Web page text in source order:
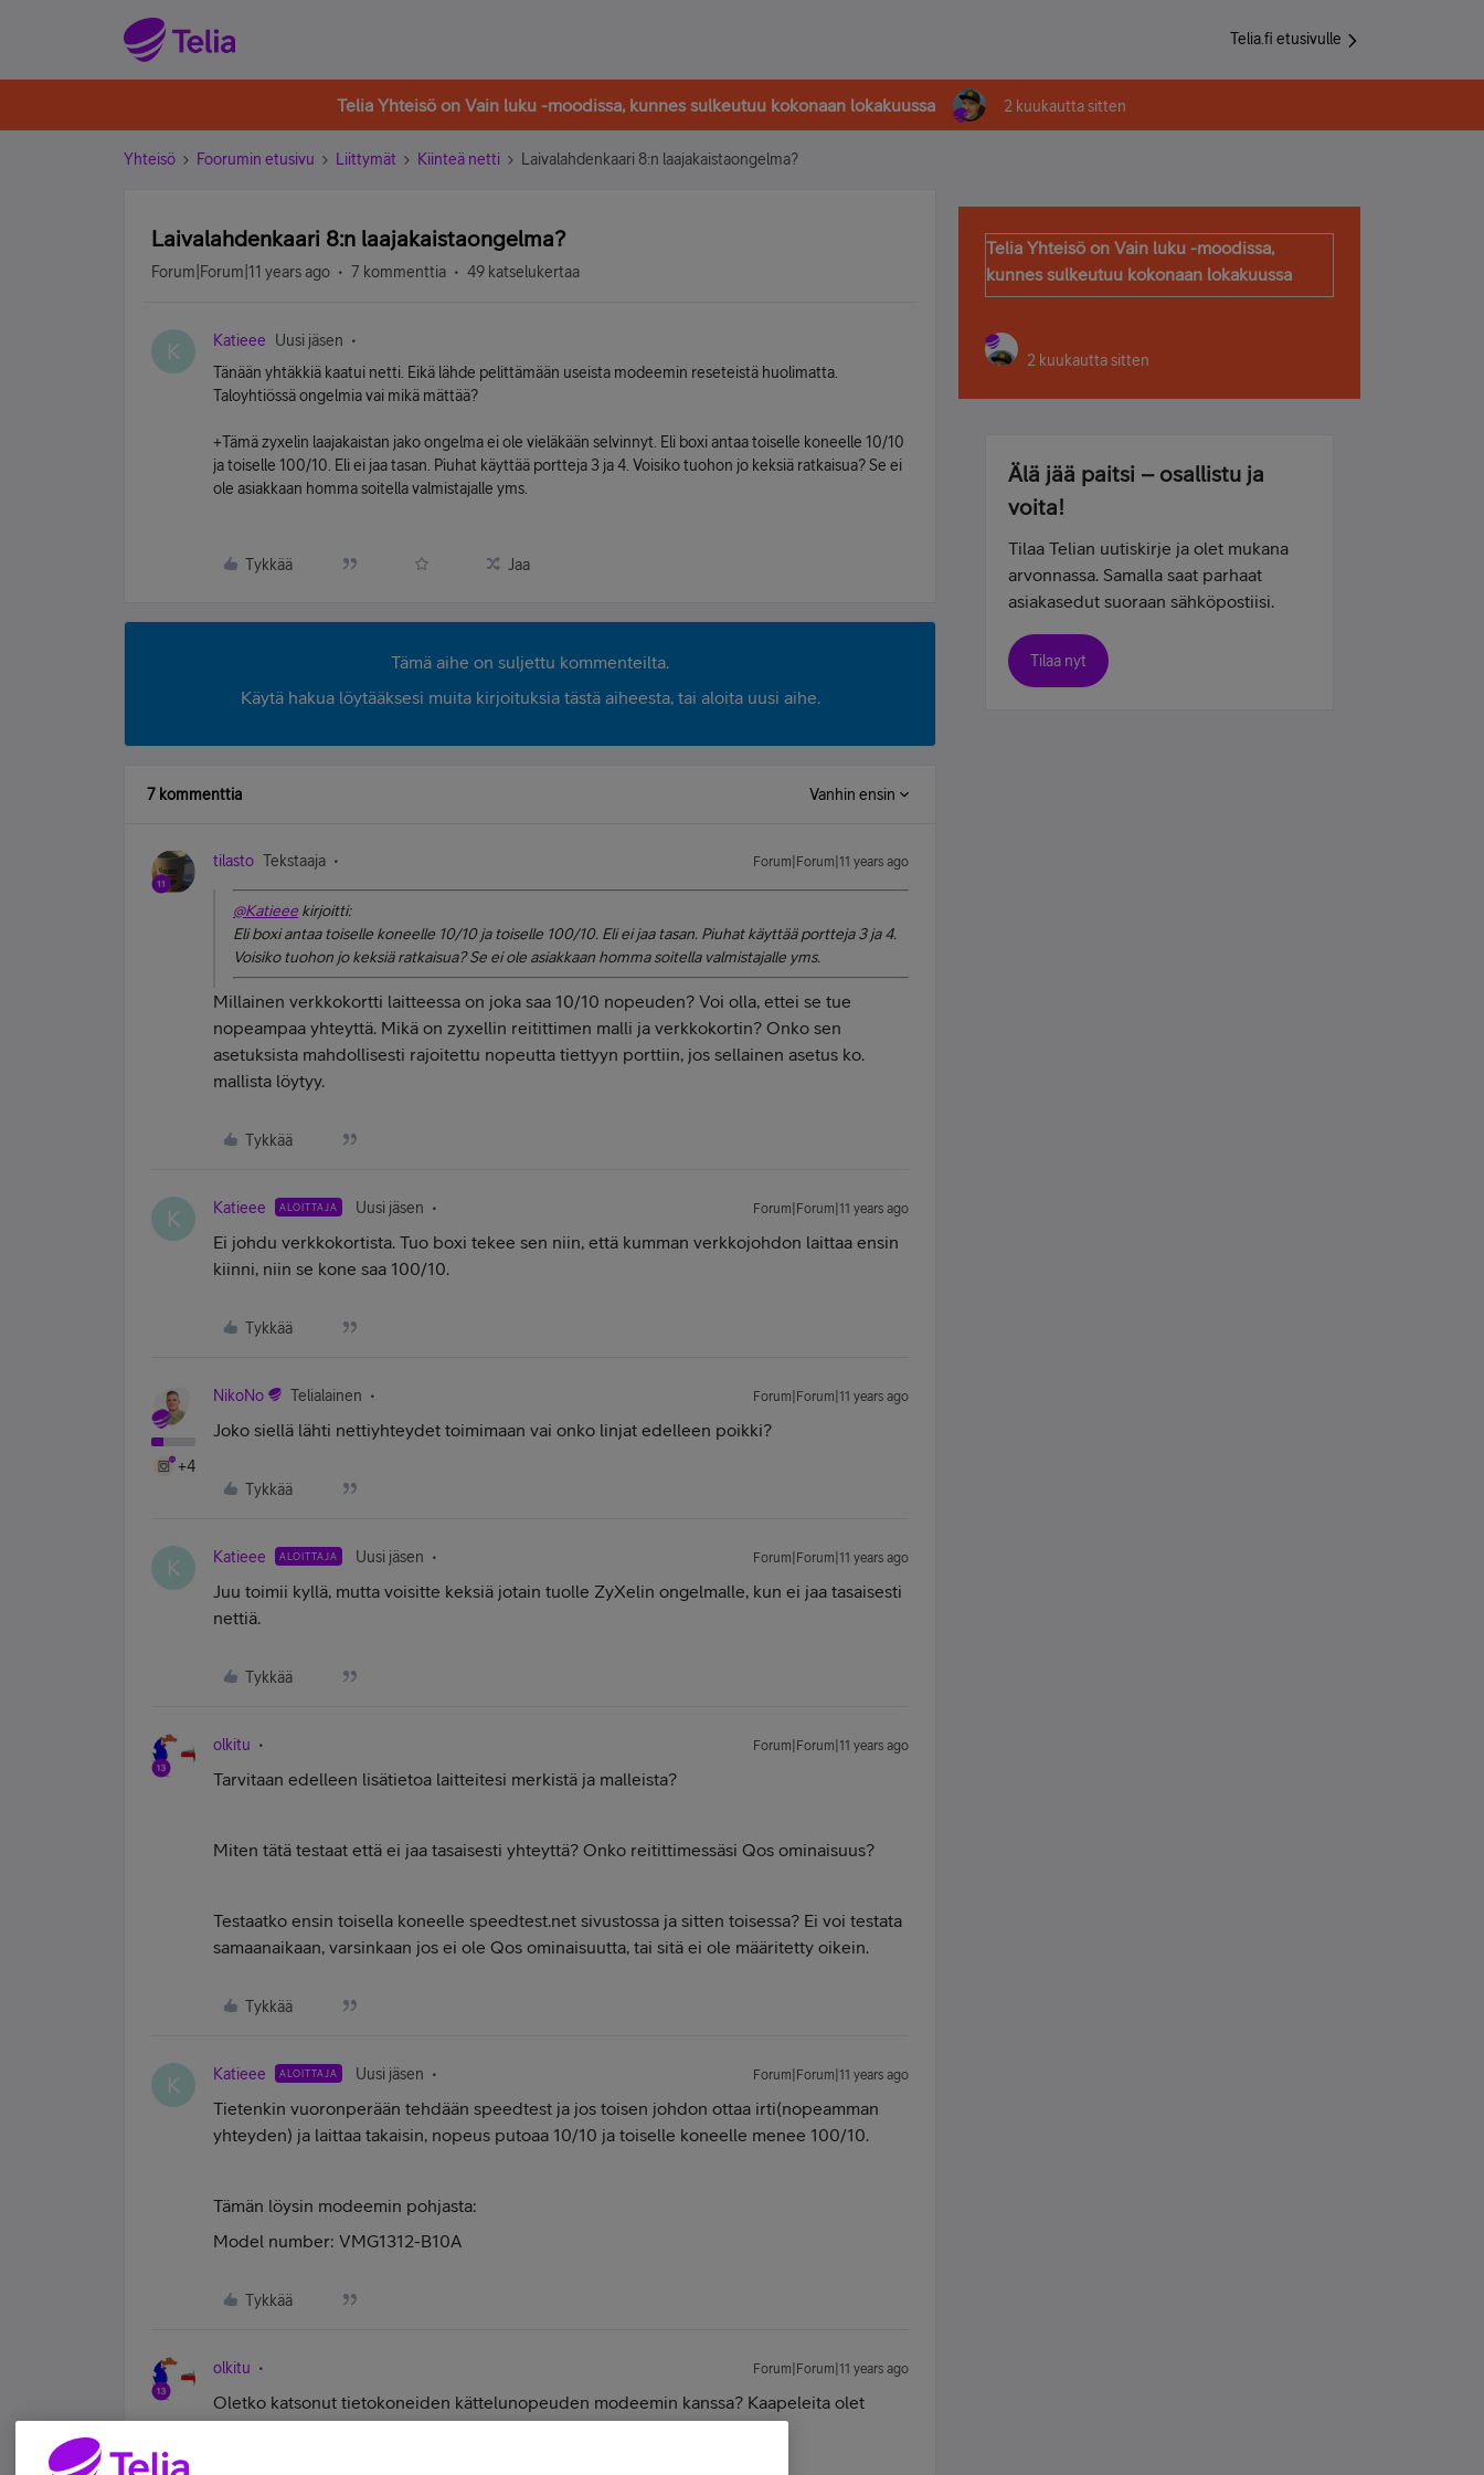
Telia.fi etusivulle
Telia Yhteisö on Vain luku -moodissa, kunnes sulkeutuu kokonaan lokakuussa 2 kuukautta sitten
Yhteisö Foorumin etusivu Liittymät Kiinteä netti Laivalahdenkaari 8:n laajakaistaongelma?
Laivalahdenkaari 8:n laajakaistaongelma?
Forum|Forum|11 years ago 7 kommenttia 49 katselukertaa
K Katieee
Uusi jäsen
Tänään yhtäkkiä kaatui netti. Eikä lähde pelittämään useista modeemin reseteistä huolimatta.
Taloyhtiössä ongelmia vai mikä mättää?
+Tämä zyxelin laajakaistan jako ongelma ei ole vieläkään selvinnyt. Eli boxi antaa toiselle koneelle 10/10
ja toiselle 100/10. Eli ei jaa tasan. Piuhat käyttää portteja 3 ja 4. Voisiko tuohon jo keksiä ratkaisua? Se ei
ole asiakkaan homma soitella valmistajalle yms.
Tykkää Jaa
Tämä aihe on suljettu kommenteilta.
Käytä hakua löytääksesi muita kirjoituksia tästä aiheesta, tai aloita uusi aihe.
7 kommenttia Vanhin ensin
tilasto Tekstaaja Forum|Forum|11 years ago
@Katieee kirjoitti:
Eli boxi antaa toiselle koneelle 10/10 ja toiselle 100/10. Eli ei jaa tasan. Piuhat käyttää portteja 3 ja 4.
Voisiko tuohon jo keksiä ratkaisua? Se ei ole asiakkaan homma soitella valmistajalle yms.
Millainen verkkokortti laitteessa on joka saa 10/10 nopeuden? Voi olla, ettei se tue
nopeampaa yhteyttä. Mikä on zyxellin reitittimen malli ja verkkokortin? Onko sen
asetuksista mahdollisesti rajoitettu nopeutta tiettyyn porttiin, jos sellainen asetus ko.
mallista löytyy.
Tykkää
K Katieee ALOITTAJA Uusi jäsen Forum|Forum|11 years ago
Ei johdu verkkokortista. Tuo boxi tekee sen niin, että kumman verkkojohdon laittaa ensin
kiinni, niin se kone saa 100/10.
Tykkää
+4
NikoNo Telialainen Forum|Forum|11 years ago
Joko siellä lähti nettiyhteydet toimimaan vai onko linjat edelleen poikki?
Tykkää
K Katieee ALOITTAJA Uusi jäsen Forum|Forum|11 years ago
Juu toimii kyllä, mutta voisitte keksiä jotain tuolle ZyXelin ongelmalle, kun ei jaa tasaisesti
nettiä.
Tykkää
olkitu Forum|Forum|11 years ago
Tarvitaan edelleen lisätietoa laitteitesi merkistä ja malleista?
Miten tätä testaat että ei jaa tasaisesti yhteyttä? Onko reitittimessäsi Qos ominaisuus?
Testaatko ensin toisella koneelle speedtest.net sivustossa ja sitten toisessa? Ei voi testata
samaanaikaan, varsinkaan jos ei ole Qos ominaisuutta, tai sitä ei ole määritetty oikein.
Tykkää
K Katieee ALOITTAJA Uusi jäsen Forum|Forum|11 years ago
Tietenkin vuoronperään tehdään speedtest ja jos toisen johdon ottaa irti(nopeamman
yhteyden) ja laittaa takaisin, nopeus putoaa 10/10 ja toiselle koneelle menee 100/10.
Tämän löysin modeemin pohjasta:
Model number: VMG1312-B10A
Tykkää
olkitu Forum|Forum|11 years ago
Oletko katsonut tietokoneiden kättelunopeuden modeemin kanssa? Kaapeleita olet
Telia Yhteisö on Vain luku -moodissa,
kunnes sulkeutuu kokonaan lokakuussa
2 kuukautta sitten
Älä jää paitsi – osallistu ja
voita!
Tilaa Telian uutiskirje ja olet mukana
arvonnassa. Samalla saat parhaat
asiakasedut suoraan sähköpostiisi.
Tilaa nyt